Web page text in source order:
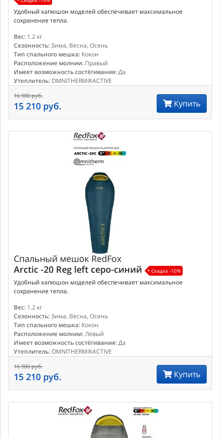
Удобный капюшон моделей обеспечивает максимальное
сохранение тепла.
Вес: 1.2 кг
Сезонность:Зима, Весна, Осень
Тип спального мешка: Кокон
Расположение молнии: Правый
Имеет возможность состёгивания:Да
Утеплитель:OMNITHERM®ACTIVE
16 900 руб.
15 210 руб. Купить
Спальный мешок RedFox
Arctic -20 Reg left серо-синий
Скидка -10%
Удобный капюшон моделей обеспечивает максимальное
сохранение тепла.
Вес: 1.2 кг
Сезонность:Зима, Весна, Осень
Тип спального мешка: Кокон
Расположение молнии:Левый
Имеет возможность состёгивания:Да
Утеплитель:OMNITHERM®ACTIVE
16 900 руб.
15 210 руб. Купить